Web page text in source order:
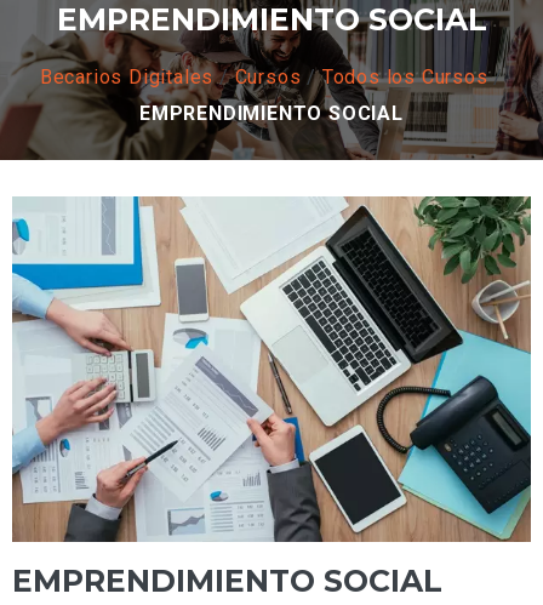
EMPRENDIMIENTO SOCIAL
Becarios Digitales/Cursos /Todos los Cursos/
EMPRENDIMIENTO SOCIAL
EMPRENDIMIENTO SOCIAL